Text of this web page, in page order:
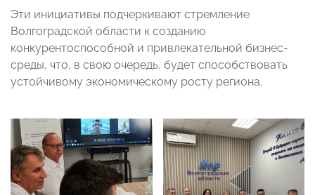
Эти инициативы подчеркивают стремление
Волгоградской области к созданию
конкурентоспособной и привлекательной бизнес-
среды, что, в свою очередь, будет способствовать
устойчивому экономическому росту региона.